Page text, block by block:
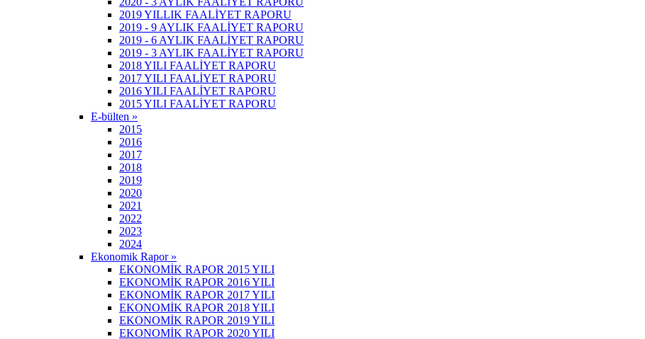
2019 YILLIK FAALİYET RAPORU
2019 - 9 AYLIK FAALİYET RAPORU
2019 - 6 AYLIK FAALİYET RAPORU
2019 - 3 AYLIK FAALİYET RAPORU
2018 YILI FAALİYET RAPORU
2017 YILI FAALİYET RAPORU
2016 YILI FAALİYET RAPORU
2015 YILI FAALİYET RAPORU
E-bülten »
2015
2016
2017
2018
2019
2020
2021
2022
2023
2024
Ekonomik Rapor »
EKONOMİK RAPOR 2015 YILI
EKONOMİK RAPOR 2016 YILI
EKONOMİK RAPOR 2017 YILI
EKONOMİK RAPOR 2018 YILI
EKONOMİK RAPOR 2019 YILI
EKONOMİK RAPOR 2020 YILI